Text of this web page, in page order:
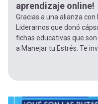
mi
cuenta
aprendizaje online!
Gracias a una alianza
Liderarnos que donó
fichas educativas que
a Manejar tu Estrés. Te